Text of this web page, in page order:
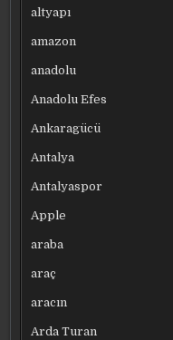
altyapı
amazon
anadolu
Anadolu Efes
Ankaragücü
Antalya
Antalyaspor
Apple
araba
araç
aracın
Arda Turan